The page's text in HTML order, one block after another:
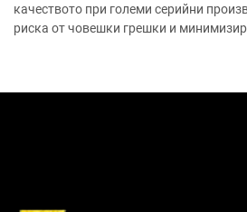
качеството при големи серийни
риска от човешки грешки и